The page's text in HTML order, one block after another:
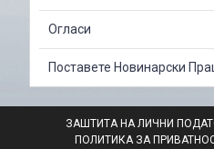
Огласи
Поставете Новинарски
ЗАШТИТА НА ЛИЧНИ
ПОЛИТИКА ЗА